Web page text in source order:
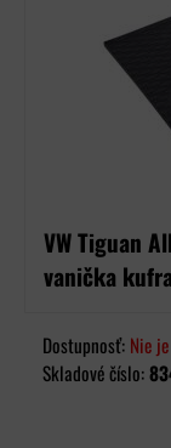
VW Tiguan
vanička
Dostupnosť: Nie
Skladové číslo: